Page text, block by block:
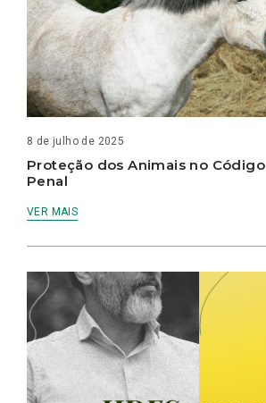
8 de julho de 2025
Proteção dos Animais no Código
Penal
VER MAIS